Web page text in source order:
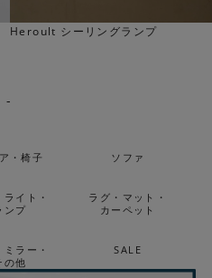
Heroult シーリングランプ
-
・椅子 ソファ
ライト・
ンプ
ラグ・マット・
カーペット
ラー・
の他
SALE